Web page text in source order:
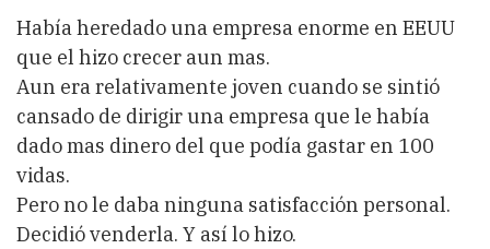
conocimiento.
Había heredado una empresa enorme en EEUU
que el hizo crecer aun mas.
Aun era relativamente joven cuando se sintió
cansado de dirigir una empresa que le había
dado mas dinero del que podía gastar en 100
vidas.
Pero no le daba ninguna satisfacción personal.
Decidió venderla. Y así lo hizo.